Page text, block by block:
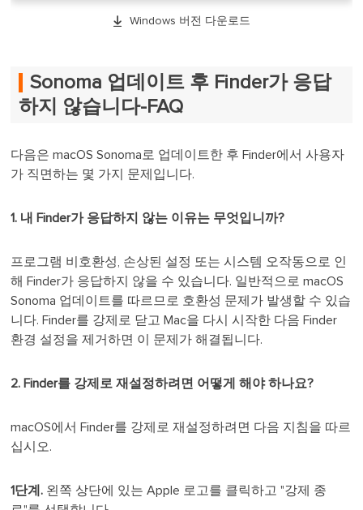
 Windows 버전 다운로드
Sonoma 업데이트 후 Finder가 응답
하지 않습니다-FAQ
다음은 macOS Sonoma로 업데이트한 후 Finder에서 사용자
가 직면하는 몇 가지 문제입니다.
1. 내 Finder가 응답하지 않는 이유는 무엇입니까?
프로그램 비호환성, 손상된 설정 또는 시스템 오작동으로 인
해 Finder가 응답하지 않을 수 있습니다. 일반적으로 macOS
Sonoma 업데이트를 따르므로 호환성 문제가 발생할 수 있습
니다. Finder를 강제로 닫고 Mac을 다시 시작한 다음 Finder
환경 설정을 제거하면 이 문제가 해결됩니다.
2. Finder를 강제로 재설정하려면 어떻게 해야 하나요?
macOS에서 Finder를 강제로 재설정하려면 다음 지침을 따르
십시오.
1단계. 왼쪽 상단에 있는 Apple 로고를 클릭하고 "강제 종